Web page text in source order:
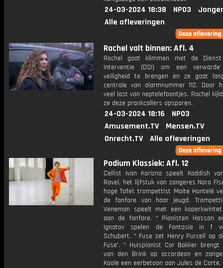
24-03-2024 18:38 NPO3
Alle afleveringen
Rachel valt binnen: Afl. 4
Rachel gaat klimmen met de Dienst
Interventie (DSI) om een
veiligheid te brengen en ze gaat
centrale van alarmnummer 112. Daar
veel last van neptelefoontjes. Rachel
ze deze prankcallers opsporen.
24-03-2024 18:16
NPO3
Amusement.TV
Mensen.TV
Onrecht.TV
Alle afleveringen
Podium Klassiek: Afl. 12
Cellist Ivan Karizna speelt Kaddish
Ravel, het lijfstuk van zangeres Nora
hoge Tafel: trompettist Maite Hontelé
de fanfare van haar jeugd.
Veneman speelt met een
aan de fanfare. * Pianisten Hassan
Ignatov spelen de Fantasie in f
Schubert. * Fuse zet Henry Purcell op
Fuse'. * Huispianist Cor Bakker
van den Brink op accordeon en
Koole een eerbetoon aan Jules de Corte.